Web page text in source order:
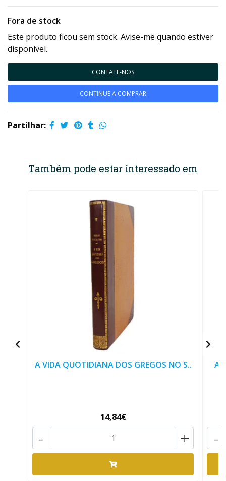
Fora de stock
Este produto ficou sem stock. Avise-me quando estiver
disponível.
CONTATE-NOS
CONTINUE A COMPRAR
Partilhar:
Também pode estar interessado em
A VIDA QUOTIDIANA DOS GREGOS NO S..
14,84€
+
- -